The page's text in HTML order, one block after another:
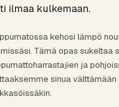
ilmaa kulkemaan.
kehosi lämpö
Tämä opas sukeltaa
ja
sinua